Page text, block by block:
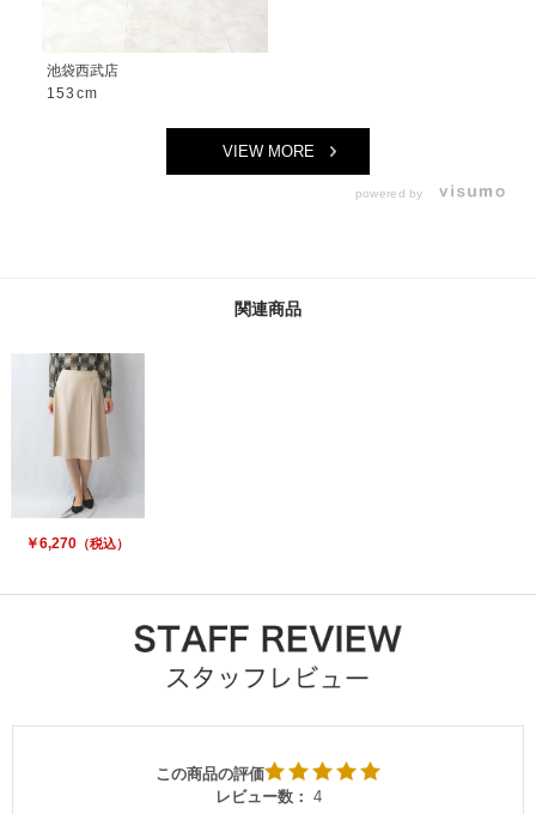
池袋西武店
153cm
VIEW MORE
powered by
関連商品
￥6,270 （税込）
この商品の評価
レビュー数： 4